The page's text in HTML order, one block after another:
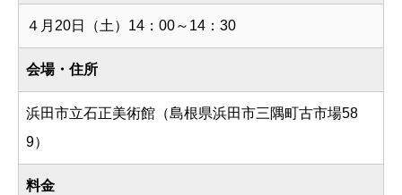
４月20日（土）14：00～14：30
会場・住所
浜田市立石正美術館（島根県浜田市三隅町古市場58
9）
料金